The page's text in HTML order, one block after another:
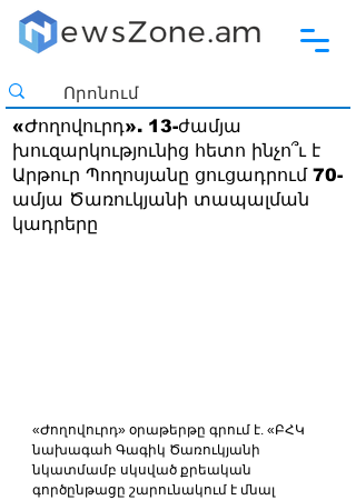
«Ժողովուրդ». 13-ժամյա
խուզարկությունից հետո ինչո՞ւ է
Արթուր Պողոսյանը ցուցադրում 70-
ամյա Ծառուկյանի տապալման
կադրերը
«Ժողովուրդ» օրաթերթը գրում է. «ԲՀԿ
նախագահ Գագիկ Ծառուկյանի
նկատմամբ սկսված քրեական
գործընթացը շարունակում է մնալ